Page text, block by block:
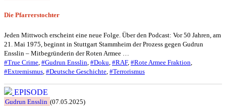
Die Pfarrerstochter
Jeden Mittwoch erscheint eine neue Folge. Über den Podcast: Vor 50 Jahren, am
21. Mai 1975, beginnt in Stuttgart Stammheim der Prozess gegen Gudrun
Ensslin – Mitbegründerin der Roten Armee …
#True Crime #Gudrun Ensslin #Doku #RAF, #Rote Armee Fraktion
#Extremismus #Deutsche Geschichte #Terrorismus
EPISODE
Gudrun Ensslin (07.05.2025)